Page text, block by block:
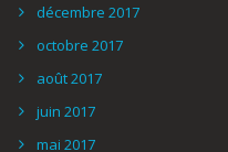
décembre 2017
octobre 2017
août 2017
juin 2017
mai 2017